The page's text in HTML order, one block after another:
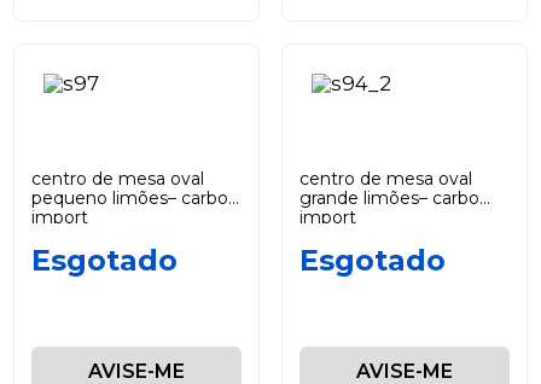
centro de mesa oval
pequeno limões– carbo
import
Esgotado
AVISE-ME
centro de mesa oval
grande limões– carbo
import
Esgotado
AVISE-ME